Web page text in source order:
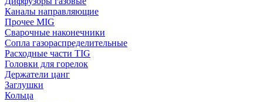
Каналы направляющие
Прочее MIG
Сварочные наконечники
Сопла газораспределительные
Расходные части TIG
Головки для горелок
Держатели цанг
Заглушки
Кольца